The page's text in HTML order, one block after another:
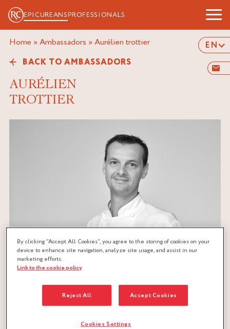
EPICUREANSPROFESSIONALS
EN
Home »Ambassadors » aurélien trottier
BACK TO AMBASSADORS
AURÉLIEN
TROTTIER
By clicking “Accept All Cookies”, you agree to the storing of cookies on your
device to enhance site navigation, analyze site usage, and assist in our
marketing efforts.
Link to the cookie policy
Reject All Accept Cookies
Cookies Settings